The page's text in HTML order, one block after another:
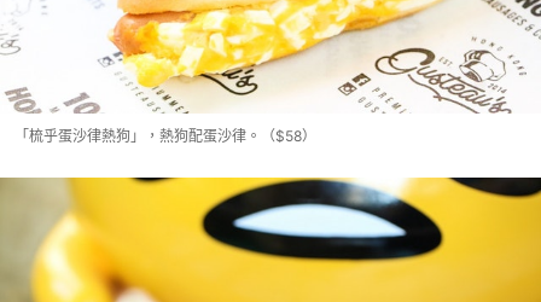
「梳乎蛋沙律熱狗」，熱狗配蛋沙律。（$58）